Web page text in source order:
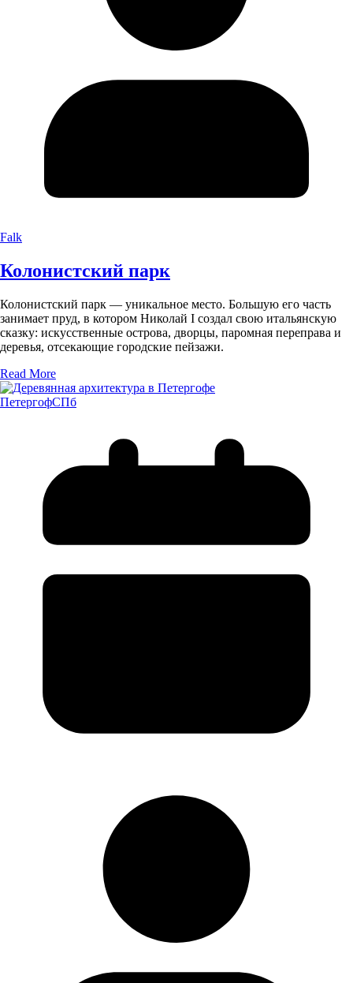
Falk
Колонистский парк
Колонистский парк — уникальное место. Большую его часть
занимает пруд, в котором Николай I создал свою итальянскую
сказку: искусственные острова, дворцы, паромная переправа и
деревья, отсекающие городские пейзажи.
Read More
ПетергофСПб